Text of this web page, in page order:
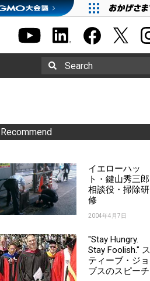
Search
Recommend
イエローハッ
ト・鍵山秀三郎
相談役・掃除研
修
2004年4月7日
"Stay Hungry.
Stay Foolish." ス
ティーブ・ジョ
ブスのスピーチ